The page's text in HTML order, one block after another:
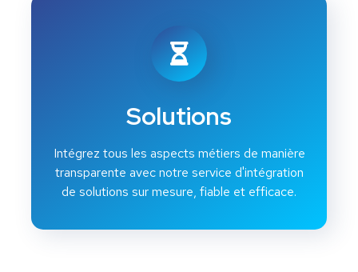
Solutions
Intégrez tous les aspects métiers de manière
transparente avec notre service d'intégration
de solutions sur mesure, fiable et efficace.